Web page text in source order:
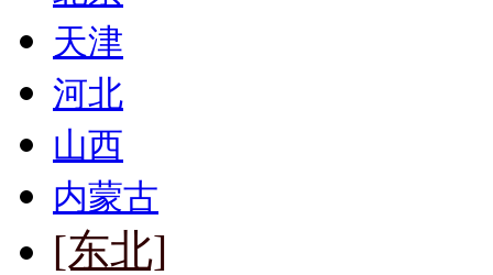
天津
河北
山西
内蒙古
[东北]